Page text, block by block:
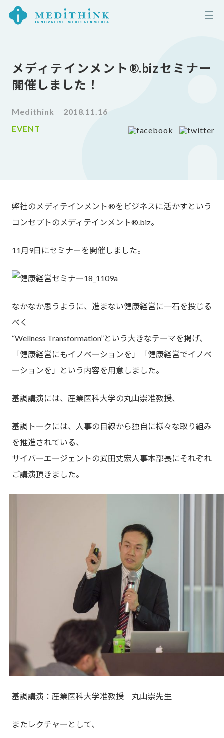
メディテインメント®︎.bizセミナー
開催しました！
Medithink
2018.11.16
EVENT
弊社のメディテインメント®をビジネスに活かすという
コンセプトのメディテインメント®︎.biz。
11月9日にセミナーを開催しました。
なかなか思うように、進まない健康経営に一石を投じる
べく
“Wellness Transformation”という大きなテーマを掲げ、
「健康経営にもイノベーションを」「健康経営でイノベ
ーションを」という内容を用意しました。
基調講演には、産業医科大学の丸山崇准教授、
基調トークには、人事の目線から独自に様々な取り組み
を推進されている、
サイバーエージェントの武田丈宏人事本部長にそれぞれ
ご講演頂きました。
基調講演：産業医科大学准教授 丸山崇先生
またレクチャーとして、